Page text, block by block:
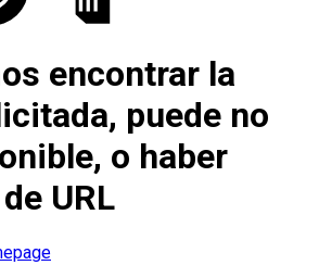
encontrar la
puede no
o haber
URL